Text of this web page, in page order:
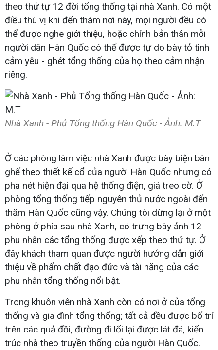
theo thứ tự 12 đời tổng thống tại nhà Xanh. Có một
điều thú vị khi đến thăm nơi này, mọi người đều có
thể được nghe giới thiệu, hoặc chính bản thân mỗi
người dân Hàn Quốc có thể được tự do bày tỏ tình
cảm yêu - ghét tổng thống của họ theo cảm nhận
riêng.
Nhà Xanh - Phủ Tổng thống Hàn Quốc - Ảnh: M.T
Ở các phòng làm việc nhà Xanh được bày biện bàn
ghế theo thiết kế cổ của người Hàn Quốc nhưng có
pha nét hiện đại qua hệ thống điện, giá treo cờ. Ở
phòng tổng thống tiếp nguyên thủ nước ngoài đến
thăm Hàn Quốc cũng vậy. Chúng tôi dừng lại ở một
phòng ở phía sau nhà Xanh, có trưng bày ảnh 12
phu nhân các tổng thống được xếp theo thứ tự. Ở
đây khách tham quan được người hướng dẫn giới
thiệu về phẩm chất đạo đức và tài năng của các
phu nhân tổng thống nổi bật.
Trong khuôn viên nhà Xanh còn có nơi ở của tổng
thống và gia đình tổng thống; tất cả đều được bố trí
trên các quả đồi, đường đi lối lại được lát đá, kiến
trúc nhà theo truyền thống của người Hàn Quốc.